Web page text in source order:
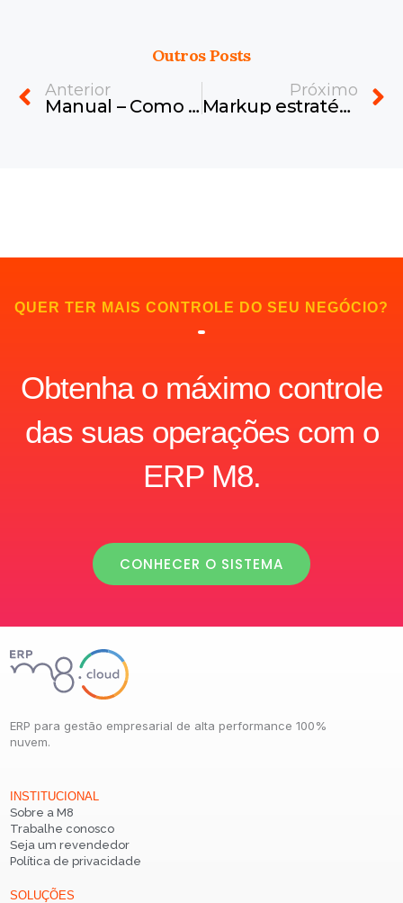
Outros Posts
Anterior
Manual – Como criar o registro DNS do Portal do Cliente
Próximo
Markup estratégico: como o ERP M8 transforma a formação de preços em resultado
QUER TER MAIS CONTROLE DO SEU NEGÓCIO?
Obtenha o máximo controle
das suas operações com o
ERP M8.
CONHECER O SISTEMA
ERP para gestão empresarial de alta performance 100%
nuvem.
INSTITUCIONAL
Sobre a M8
Trabalhe conosco
Seja um revendedor
Política de privacidade
SOLUÇÕES